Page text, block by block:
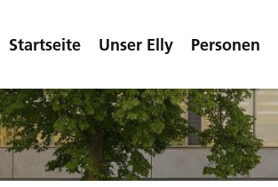
Startseite Unser Elly Personen